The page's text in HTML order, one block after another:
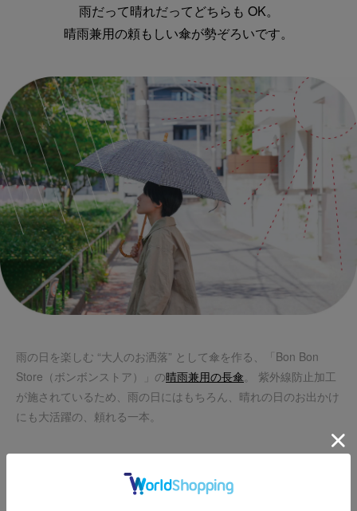
雨だって晴れだってどちらも OK。
晴雨兼用の頼もしい傘が勢ぞろいです。
雨の日を楽しむ “大人のお洒落” として傘を作る、「Bon Bon
Store（ボンボンストア）」の晴雨兼用の長傘 。 紫外線防止加工
が施されているため、雨の日にはもちろん、晴れの日のお出かけ
にも大活躍の、頼れる一本。
／／／／／